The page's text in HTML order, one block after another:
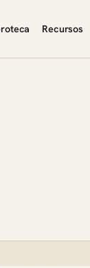
Recursos